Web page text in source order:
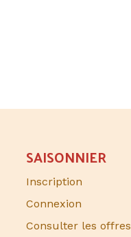
SAISONNIER​
Inscription
Connexion
Consulter les offres